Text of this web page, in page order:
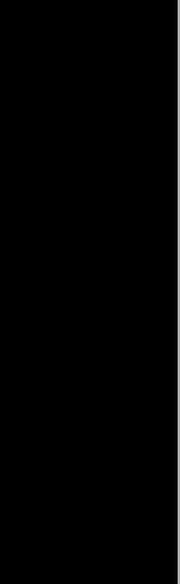
y opiniones
te ha inspirado
que desees
ha participado?
pensamientos.
y amantes
conversación.
eliminado para
para todos.
tus puntos